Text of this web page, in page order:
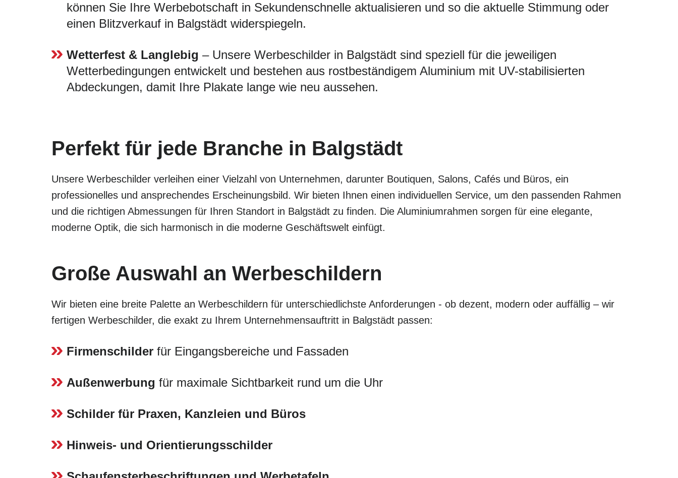
können Sie Ihre Werbebotschaft in Sekundenschnelle aktualisieren und so die aktuelle Stimmung oder
einen Blitzverkauf in Balgstädt widerspiegeln.
Wetterfest & Langlebig – Unsere Werbeschilder in Balgstädt sind speziell für die jeweiligen
Wetterbedingungen entwickelt und bestehen aus rostbeständigem Aluminium mit UV-stabilisierten
Abdeckungen, damit Ihre Plakate lange wie neu aussehen.
Perfekt für jede Branche in Balgstädt
Unsere Werbeschilder verleihen einer Vielzahl von Unternehmen, darunter Boutiquen, Salons, Cafés und Büros, ein
professionelles und ansprechendes Erscheinungsbild. Wir bieten Ihnen einen individuellen Service, um den passenden Rahmen
und die richtigen Abmessungen für Ihren Standort in Balgstädt zu finden. Die Aluminiumrahmen sorgen für eine elegante,
moderne Optik, die sich harmonisch in die moderne Geschäftswelt einfügt.
Große Auswahl an Werbeschildern
Wir bieten eine breite Palette an Werbeschildern für unterschiedlichste Anforderungen - ob dezent, modern oder auffällig – wir
fertigen Werbeschilder, die exakt zu Ihrem Unternehmensauftritt in Balgstädt passen:
Firmenschilder für Eingangsbereiche und Fassaden
Außenwerbung für maximale Sichtbarkeit rund um die Uhr
Schilder für Praxen, Kanzleien und Büros
Hinweis- und Orientierungsschilder